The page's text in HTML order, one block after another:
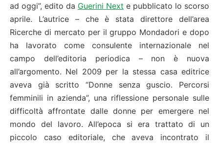
ad oggi”, edito da Guerini Next e pubblicato lo scorso
aprile. L’autrice – che è stata direttore dell’area
Ricerche di mercato per il gruppo Mondadori e dopo
ha lavorato come consulente internazionale nel
campo dell’editoria periodica – non è nuova
all’argomento. Nel 2009 per la stessa casa editrice
aveva già scritto “Donne senza guscio. Percorsi
femminili in azienda”, una riflessione personale sulle
difficoltà affrontate dalle donne per emergere nel
mondo del lavoro. All’epoca si era trattato di un
piccolo caso editoriale, che aveva incontrato il